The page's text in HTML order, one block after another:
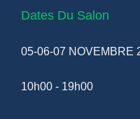
Dates Du Salon
05-06-07 NOVEMBRE
10h00 - 19h00